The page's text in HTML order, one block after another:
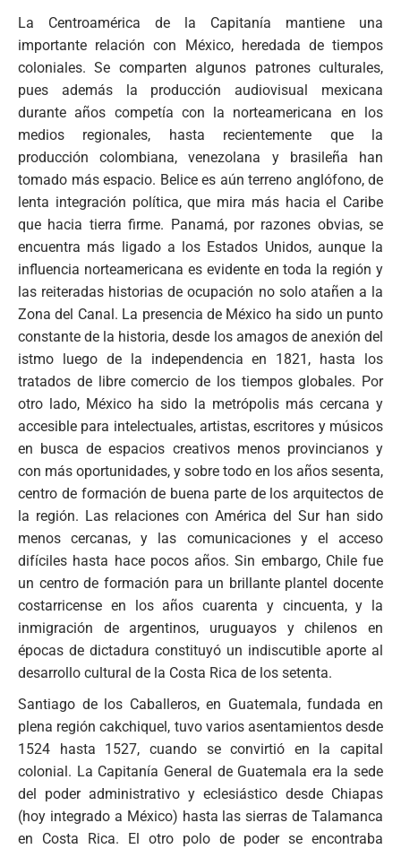
La Centroamérica de la Capitanía mantiene una
importante relación con México, heredada de tiempos
coloniales. Se comparten algunos patrones culturales,
pues además la producción audiovisual mexicana
durante años competía con la norteamericana en los
medios regionales, hasta recientemente que la
producción colombiana, venezolana y brasileña han
tomado más espacio. Belice es aún terreno anglófono, de
lenta integración política, que mira más hacia el Caribe
que hacia tierra firme. Panamá, por razones obvias, se
encuentra más ligado a los Estados Unidos, aunque la
influencia norteamericana es evidente en toda la región y
las reiteradas historias de ocupación no solo atañen a la
Zona del Canal. La presencia de México ha sido un punto
constante de la historia, desde los amagos de anexión del
istmo luego de la independencia en 1821, hasta los
tratados de libre comercio de los tiempos globales. Por
otro lado, México ha sido la metrópolis más cercana y
accesible para intelectuales, artistas, escritores y músicos
en busca de espacios creativos menos provincianos y
con más oportunidades, y sobre todo en los años sesenta,
centro de formación de buena parte de los arquitectos de
la región. Las relaciones con América del Sur han sido
menos cercanas, y las comunicaciones y el acceso
difíciles hasta hace pocos años. Sin embargo, Chile fue
un centro de formación para un brillante plantel docente
costarricense en los años cuarenta y cincuenta, y la
inmigración de argentinos, uruguayos y chilenos en
épocas de dictadura constituyó un indiscutible aporte al
desarrollo cultural de la Costa Rica de los setenta.
Santiago de los Caballeros, en Guatemala, fundada en
plena región cakchiquel, tuvo varios asentamientos desde
1524 hasta 1527, cuando se convirtió en la capital
colonial. La Capitanía General de Guatemala era la sede
del poder administrativo y eclesiástico desde Chiapas
(hoy integrado a México) hasta las sierras de Talamanca
en Costa Rica. El otro polo de poder se encontraba